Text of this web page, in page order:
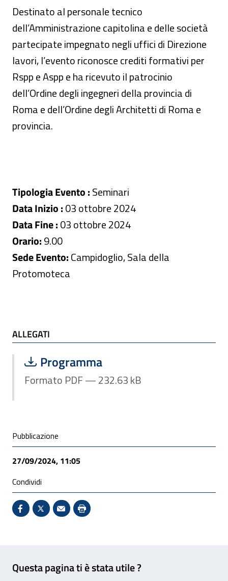
Destinato al personale tecnico
dell’Amministrazione capitolina e delle società
partecipate impegnato negli uffici di Direzione
lavori, l’evento riconosce crediti formativi per
Rspp e Aspp e ha ricevuto il patrocinio
dell’Ordine degli ingegneri della provincia di
Roma e dell’Ordine degli Architetti di Roma e
provincia.
Tipologia Evento :Seminari
Data Inizio :03 ottobre 2024
Data Fine :03 ottobre 2024
Orario:9.00
Sede Evento:Campidoglio, Sala della
Protomoteca
ALLEGATI
ALLEGATI
Scarica file:
Programma
Formato PDF — Dimensione 232.63 kB
Formato PDF — 232.63 kB
Condivisione social
Pubblicazione
27/09/2024, 11:05
Condividi
Condividi su Facebook - Sito esterno - Apertura in
X - Sito esterno - Apertura in nuova finestra
Invio Mail: apre il programma di posta
Stampa pagina: scelta meno
Questa pagina ti è stata utile ?